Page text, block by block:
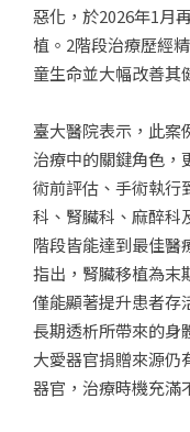
惡化，於2026年1月
植。2階段治療歷經
童生命並大幅改善其
臺大醫院表示，此案
治療中的關鍵角色，
術前評估、手術執行
科、腎臟科、麻醉科
階段皆能達到最佳醫
指出，腎臟移植為末
僅能顯著提升患者存
長期透析所帶來的身
大愛器官捐贈來源仍
器官，治療時機充滿